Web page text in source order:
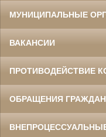
МУНИЦИПАЛЬНЫЕ
ВАКАНСИИ
ПРОТИВОДЕЙСТВИЕ
ОБРАЩЕНИЯ ГРАЖДАН